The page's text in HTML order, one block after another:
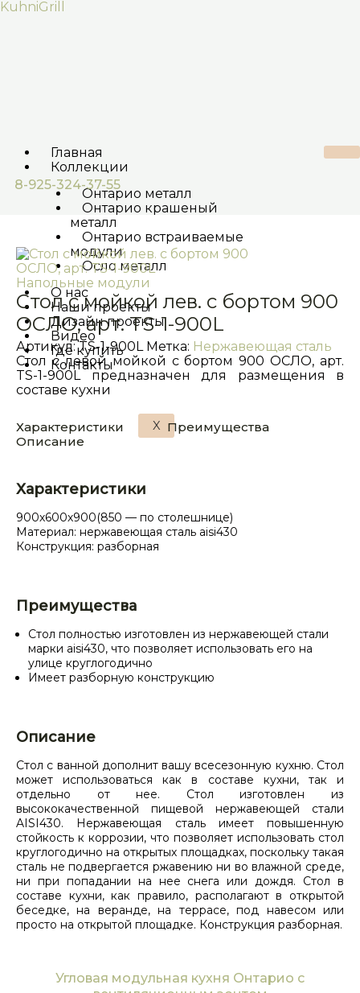
Перейти
KuhniGrill
Главная
Коллекции
Онтарио металл
Онтарио крашеный
металл
Онтарио встраиваемые
модули
Осло металл
О нас
Наши проекты
Дизайн проекты
Видео
Где купить
Контакты
X
8-925-324-37-55
Напольные модули
Стол с мойкой лев. с бортом 900
ОСЛО, арт. TS-1-900L
Артикул:TS-1-900L Метка: Нержавеющая сталь
Стол с левой мойкой с бортом 900 ОСЛО, арт.
TS-1-900L предназначен для размещения в
составе кухни
Характеристики
Преимущества
Описание
Характеристики
900х600х900(850 — по столешнице)
Материал: нержавеющая сталь aisi430
Конструкция: разборная
Преимущества
Стол полностью изготовлен из нержавеющей стали
марки aisi430, что позволяет использовать его на
улице круглогодично
Имеет разборную конструкцию
Описание
Стол с ванной дополнит вашу всесезонную кухню. Стол
может использоваться как в составе кухни, так и
отдельно от нее. Стол изготовлен из
высококачественной пищевой нержавеющей стали
AISI430. Нержавеющая сталь имеет повышенную
стойкость к коррозии, что позволяет использовать стол
круглогодично на открытых площадках, поскольку такая
сталь не подвергается ржавению ни во влажной среде,
ни при попадании на нее снега или дождя. Стол в
составе кухни, как правило, располагают в открытой
беседке, на веранде, на террасе, под навесом или
просто на открытой площадке. Конструкция разборная.
Угловая модульная кухня Онтарио с